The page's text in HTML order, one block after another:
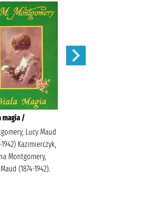
magia /
Lucy Maud
1942) Kazimierczyk,
Montgomery,
(1874-1942).